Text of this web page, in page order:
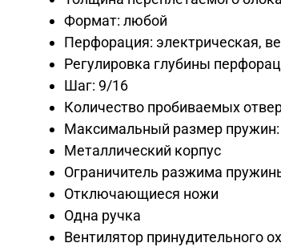
Формат: любой
Перфорация: электрическая,
Регулировка глубины
Шаг: 9/16
Количество пробиваемых
Максимальный размер
Металлический корпус
Ограничитель разжима
Отключающиеся ножи
Одна ручка
Вентилятор принудительного